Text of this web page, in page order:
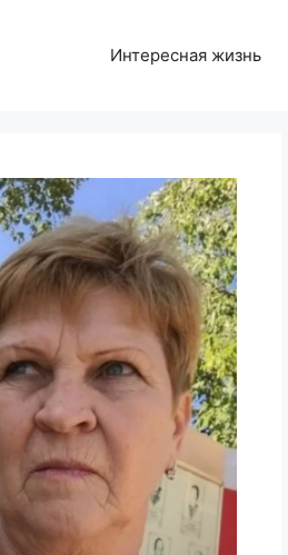
Интересная жизнь